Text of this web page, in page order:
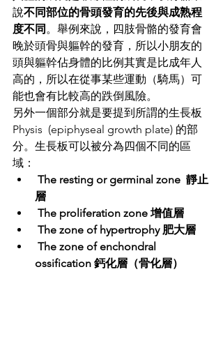
說不同部位的骨頭發育的先後與成熟程
度不同 。舉例來說，四肢骨骼的發育會
晚於頭骨與軀幹的發育，所以小朋友的
頭與軀幹佔身體的比例其實是比成年人
高的，所以在從事某些運動（騎馬）可
能也會有比較高的跌倒風險。
另外一個部分就是要提到所謂的生長板
Physis  (epiphyseal growth plate) 的部
分。生長板可以被分為四個不同的區
域：
層
The proliferation zone 增值層
The zone of hypertrophy 肥大層
ossification 鈣化層（骨化層）